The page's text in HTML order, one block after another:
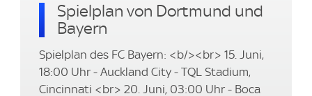
Spielplan von Dortmund und
Bayern
Spielplan des FC Bayern: <b/><br> 15. Juni,
18:00 Uhr - Auckland City - TQL Stadium,
Cincinnati <br> 20. Juni, 03:00 Uhr - Boca